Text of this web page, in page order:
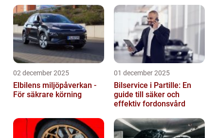
02 december 2025
Elbilens miljöpåverkan -
För säkrare körning
01 december 2025
Bilservice i Partille: En
guide till säker och
effektiv fordonsvård